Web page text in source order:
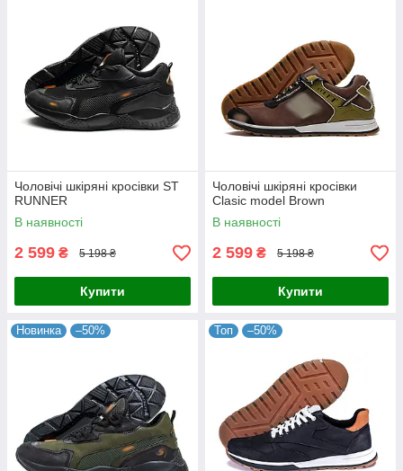
Чоловічі шкіряні кросівки ST
RUNNER
В наявності
2 599 ₴ 5 198 ₴
Купити
Чоловічі шкіряні кросівки
Clasic model Brown
В наявності
2 599 ₴ 5 198 ₴
Купити
Новинка –50% Топ –50%